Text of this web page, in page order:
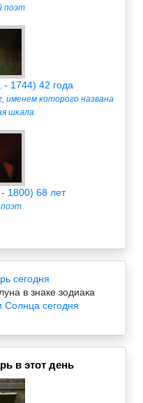
поэт
1744) 42 года
именем которого названа
шкала
1800) 68 лет
поэт
сегодня
в знаке зодиака
сегодня
в этот день